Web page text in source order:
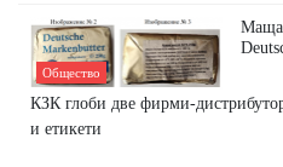
Общество
КЗК глоби две фирми-
и етикети